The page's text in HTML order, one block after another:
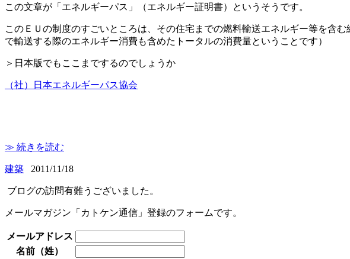
この文章が「エネルギーパス」（エネルギー証明書）というそうです。
このＥＵの制度のすごいところは、その住宅までの燃料輸送エネルギー等を含
で輸送する際のエネルギー消費も含めたトータルの消費量ということです）
＞日本版でもここまでするのでしょうか
（社）日本エネルギーパス協会
≫ 続きを読む
建築 2011/11/18
ブログの訪問有難うございました。
メールマガジン「カトケン通信」登録のフォームです。
メールアドレス
名前（姓）